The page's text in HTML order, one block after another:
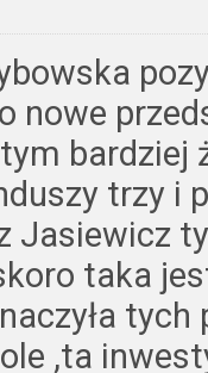
nowe
bardziej
trzy i
Jasiewicz
taka
,ta